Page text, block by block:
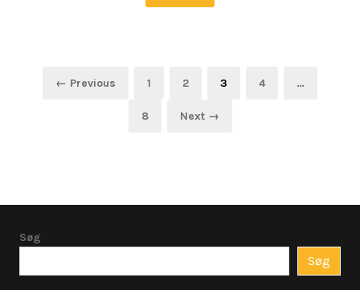
Indlægsinddeling
← Previous Page
1 Page
2 Page
3 Page
4 …
Page
8 Next →
Søg
Søg